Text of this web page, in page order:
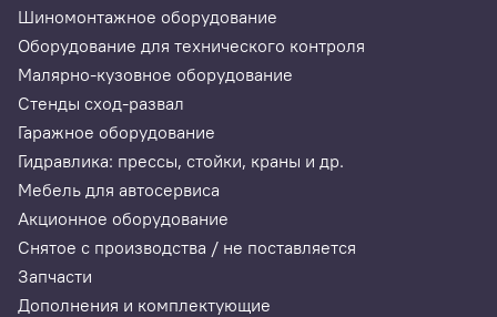
Шиномонтажное оборудование
Оборудование для технического контроля
Малярно-кузовное оборудование
Стенды сход-развал
Гаражное оборудование
Гидравлика: прессы, стойки, краны и др.
Мебель для автосервиса
Акционное оборудование
Снятое с производства / не поставляется
Запчасти
Дополнения и комплектующие